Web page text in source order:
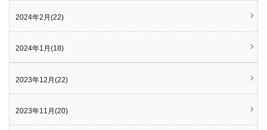
2024年2月(22)
2024年1月(18)
2023年12月(22)
2023年11月(20)